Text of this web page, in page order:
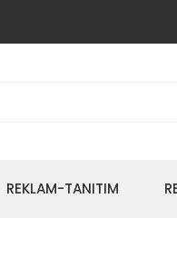
REKLAM-TANITIM